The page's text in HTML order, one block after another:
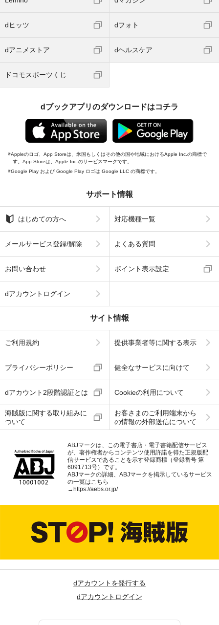
dヒッツ dフォト
dアニメストア dヘルスケア
ドコモスポーツくじ
dブックアプリのダウンロードはコチラ
Appleのロゴ、App Storeは、米国もしくはその他の国や地域におけるApple Inc.の商標で
す。App Storeは、Apple Inc.のサービスマークです。
Google Play および Google Play ロゴは Google LLC の商標です。
サポート情報
はじめての方へ 対応機種一覧
メールサービス登録/解除 よくある質問
お問い合わせ ポイント表示設定
dアカウントログイン
サイト情報
ご利用規約 提供事業者等に関する表示
プライバシーポリシー 健全なサービスに向けて
dアカウント2段階認証とは Cookieの利用について
海賊版に関する取り組みに
ついて
お客さまのご利用端末から
の情報の外部送信について
ABJマークは、この電子書店・電子書籍配信サービス
が、著作権者からコンテンツ使用許諾を得た正規版配
信サービスであることを示す登録商標（登録番号 第
6091713号）です。
ABJマークの詳細、ABJマークを掲示しているサービス
の一覧はこちら
→https://aebs.or.jp/
dアカウントを発行する
dアカウントログイン